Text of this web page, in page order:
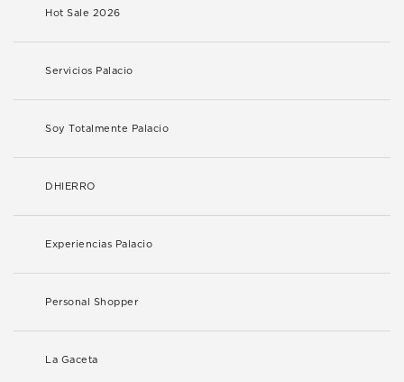
Hot Sale 2026
Servicios Palacio
Soy Totalmente Palacio
DHIERRO
Experiencias Palacio
Personal Shopper
La Gaceta